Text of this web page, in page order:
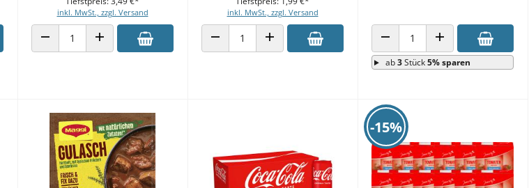
inkl. MwSt., zzgl. Versand
ANZAHL VERRINGERNANZAHL ERHÖHEN
inkl. MwSt., zzgl. Versand
ANZAHL VERRINGERNANZAHL ERHÖHEN ANZAHL VERRINGERNANZAHL ERHÖHEN
ab3Stück5% sparen
-15%